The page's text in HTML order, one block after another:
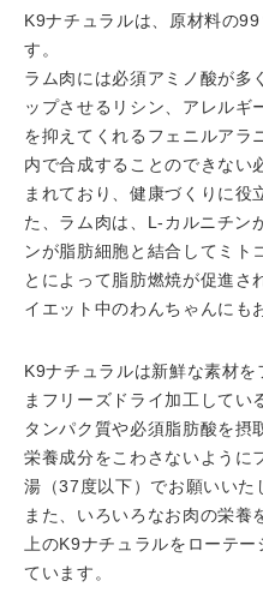
K9ナチュラルは、原材料の
す。
ラム肉には必須アミノ酸が多
ップさせるリシン、アレルギ
を抑えてくれるフェニルアラ
内で合成することのできない
まれており、健康づくりに役
た、ラム肉は、L-カルニチン
ンが脂肪細胞と結合してミト
とによって脂肪燃焼が促進さ
イエット中のわんちゃんにも
K9ナチュラルは新鮮な素材
まフリーズドライ加工してい
タンパク質や必須脂肪酸を摂
栄養成分をこわさないように
湯（37度以下）でお願いいた
また、いろいろなお肉の栄養
上のK9ナチュラルをローテ
ています。